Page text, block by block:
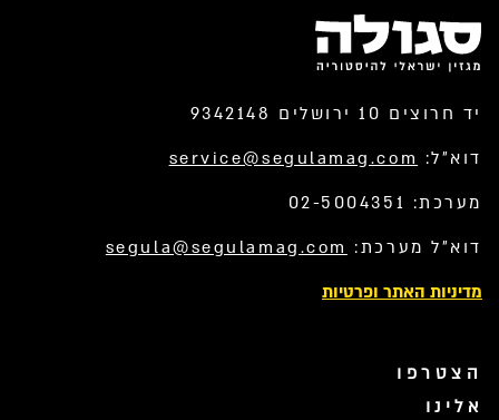
יד חרוצים 10 ירושלים 9342148
דוא”ל: service@segulamag.com
מערכת: 02-5004351
דוא”ל מערכת: segula@segulamag.com
מדיניות האתר ופרטיות
הצטרפו
אלינו